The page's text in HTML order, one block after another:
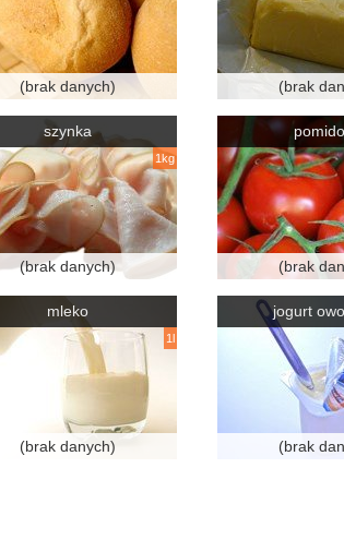
(brak danych) (brak
szynka
1kg
(brak danych) (brak
mleko
1l
(brak danych)
jogurt
(brak